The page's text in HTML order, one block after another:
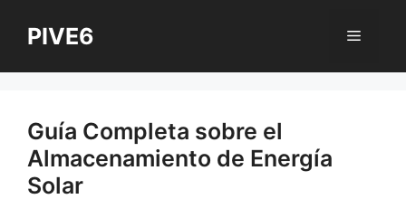
PIVE6 Menú
Guía Completa sobre el
Almacenamiento de Energía
Solar